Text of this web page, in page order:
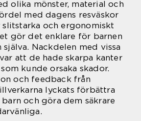
olika mönster, material och
med dagens resväskor
och ergonomiskt
gör det enklare för barnen
Nackdelen med vissa
att de hade skarpa kanter
kunde orsaka skador.
och feedback från
lyckats förbättra
och göra dem säkrare